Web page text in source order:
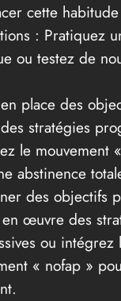
cette
: Pratiquez
ou testez de
place des
stratégies
le mouvement
abstinence
des objectifs
œuvre des
ou intégrez
« nofap »